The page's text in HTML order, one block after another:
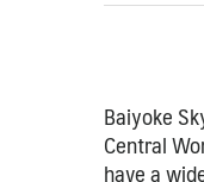
Baiyoke
Central
have a